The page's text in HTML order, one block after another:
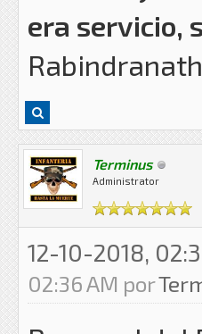
era servicio,
Terminus
Administrator
12-10-2018,
02:36 AM por